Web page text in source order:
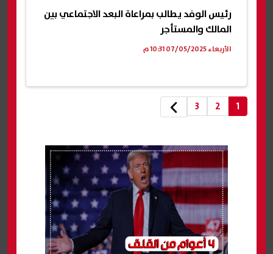
رئيس الوفد يطالب بمراعاة البعد الاجتماعي بين
المالك والمستأجر
الأربعاء 07/05/2025 10:31 م
1
2
3